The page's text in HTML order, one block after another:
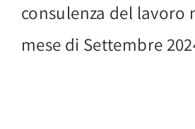
consulenza del lavoro
mese di Settembre